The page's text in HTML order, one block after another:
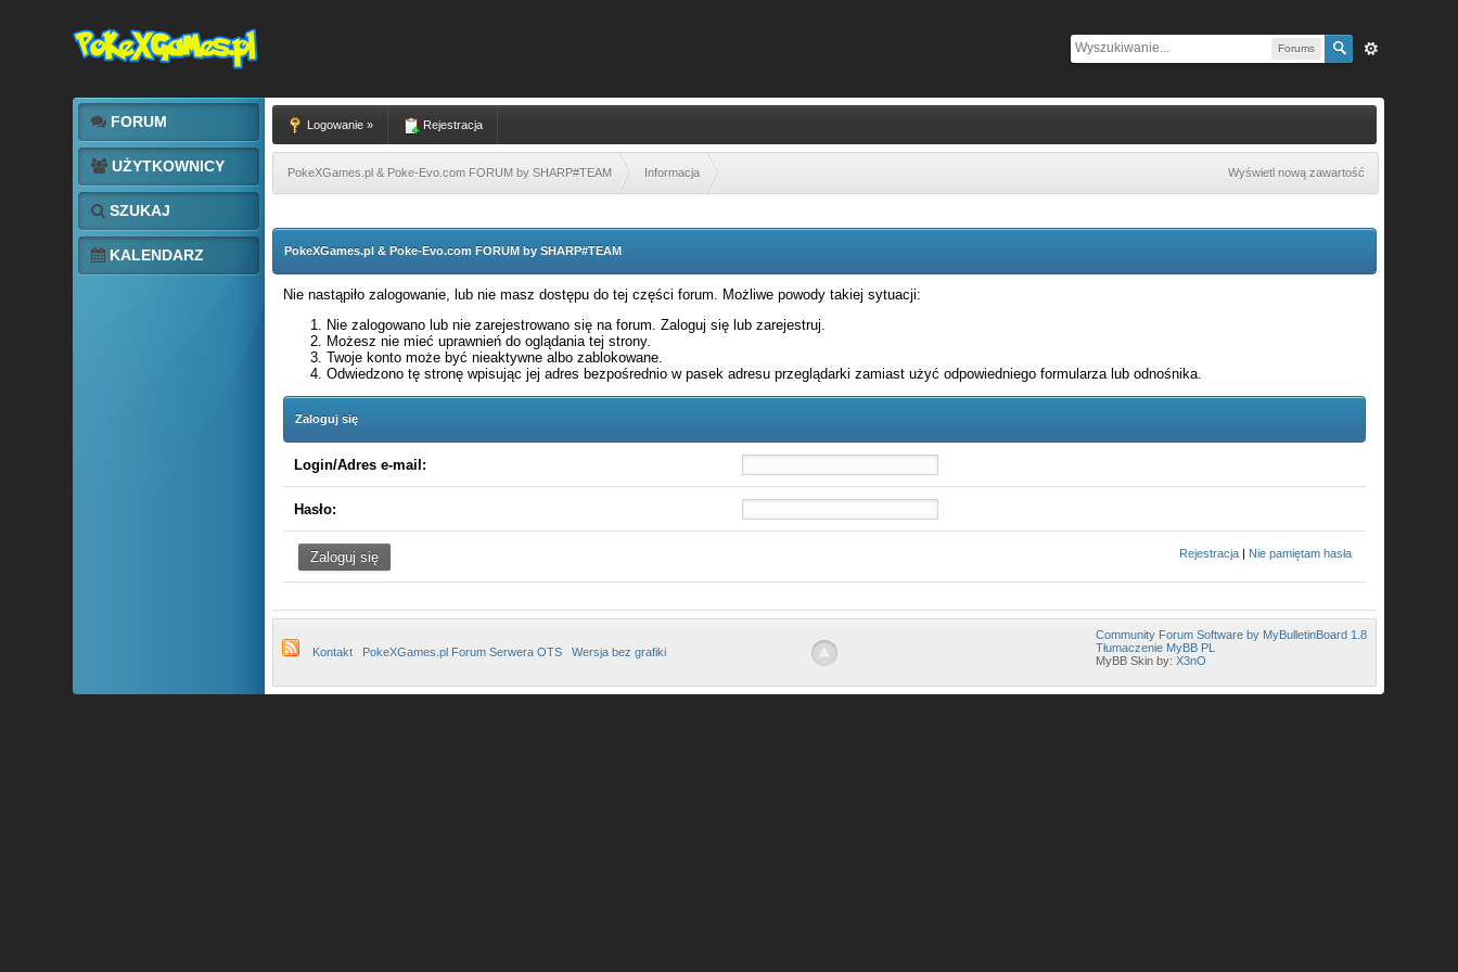
Forums
FORUM
UŻYTKOWNICY
SZUKAJ
KALENDARZ
Logowanie » Rejestracja
PokeXGames.pl & Poke-Evo.com FORUM by SHARP#TEAM Informacja Wyświetl nową zawartość
PokeXGames.pl & Poke-Evo.com FORUM by SHARP#TEAM
Nie nastąpiło zalogowanie, lub nie masz dostępu do tej części forum. Możliwe powody takiej sytuacji:
Nie zalogowano lub nie zarejestrowano się na forum. Zaloguj się lub zarejestruj.
Możesz nie mieć uprawnień do oglądania tej strony.
Twoje konto może być nieaktywne albo zablokowane.
Odwiedzono tę stronę wpisując jej adres bezpośrednio w pasek adresu przeglądarki zamiast użyć odpowiedniego formularza lub odnośnika.
Zaloguj się
Login/Adres e-mail:
Hasło:
Rejestracja | Nie pamiętam hasła
Kontakt PokeXGames.pl Forum Serwera OTS Wersja bez grafiki
Community Forum Software by MyBulletinBoard 1.8
Tłumaczenie MyBB PL
MyBB Skin by:X3nO